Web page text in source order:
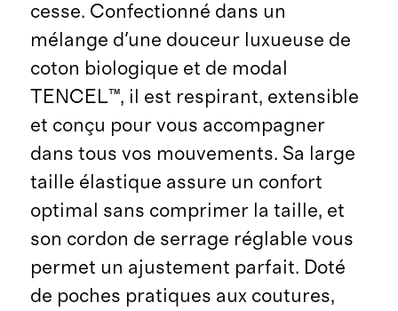
cesse. Confectionné dans un
mélange d'une douceur luxueuse de
coton biologique et de modal
TENCEL™, il est respirant, extensible
et conçu pour vous accompagner
dans tous vos mouvements. Sa large
taille élastique assure un confort
optimal sans comprimer la taille, et
son cordon de serrage réglable vous
permet un ajustement parfait. Doté
de poches pratiques aux coutures,